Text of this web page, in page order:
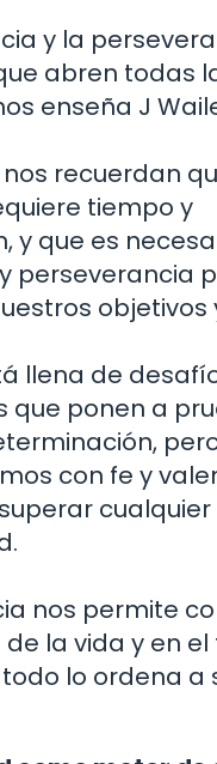
y la
abren todas
enseña J
nos recuerdan
tiempo y
y que es
perseverancia
objetivos
llena de
que ponen a
con fe y
cualquier
nos permite
la vida y en
lo ordena a